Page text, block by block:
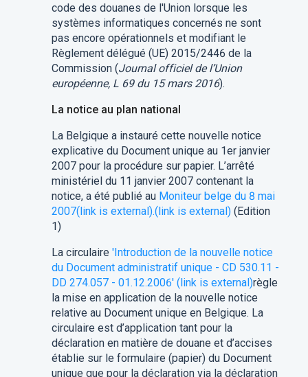
code des douanes de l'Union lorsque les
systèmes informatiques concernés ne sont
pas encore opérationnels et modifiant le
Règlement délégué (UE) 2015/2446 de la
Commission (Journal officiel de l’Union
européenne, L 69 du 15 mars 2016).
La notice au plan national
La Belgique a instauré cette nouvelle notice
explicative du Document unique au 1er janvier
2007 pour la procédure sur papier. L’arrêté
ministériel du 11 janvier 2007 contenant la
notice, a été publié au Moniteur belge du 8 mai
2007(link is external).(link is external) (Edition
1)
La circulaire 'Introduction de la nouvelle notice
du Document administratif unique - CD 530.11 -
DD 274.057 - 01.12.2006' (link is external)règle
la mise en application de la nouvelle notice
relative au Document unique en Belgique. La
circulaire est d’application tant pour la
déclaration en matière de douane et d’accises
établie sur le formulaire (papier) du Document
unique que pour la déclaration via la déclaration